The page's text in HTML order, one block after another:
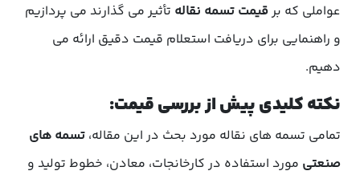
عواملی که برقیمت تسمه نقاله تأثیر می گذارند می پردازیم
و راهنمایی برای دریافت استعلام قیمت دقیق ارائه می
دهیم.
نکته کلیدی پیش از بررسی قیمت:
تمامی تسمه های نقاله مورد بحث در این مقاله، تسمه های
صنعتی مورد استفاده در کارخانجات، معادن، خطوط تولید و